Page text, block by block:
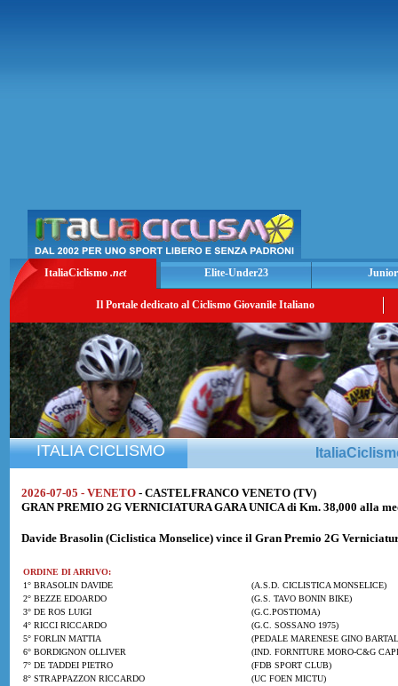
ItaliaCiclismo .net Elite-Under23
Il Portale dedicato al Ciclismo Giovanile Italiano
ITALIA CICLISMO
2026-07-05 - VENETO - CASTELFRANCO VENETO (TV)
GRAN PREMIO 2G VERNICIATURA GARA UNICA di Km. 38,000 alla
Davide Brasolin (Ciclistica Monselice) vince il Gran Premio 2G
ORDINE DI ARRIVO:
1° BRASOLIN DAVIDE
(A.S.D. CICLISTICA MONSELICE)
2° BEZZE EDOARDO
(G.S. TAVO BONIN BIKE)
3° DE ROS LUIGI
(G.C.POSTIOMA)
4° RICCI RICCARDO
(G.C. SOSSANO 1975)
5° FORLIN MATTIA
(PEDALE MARENESE GINO
6° BORDIGNON OLLIVER
(IND. FORNITURE MORO-C&G
7° DE TADDEI PIETRO
(FDB SPORT CLUB)
8° STRAPPAZZON RICCARDO
(UC FOEN MICTU)